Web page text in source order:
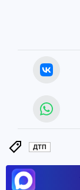
ДТП